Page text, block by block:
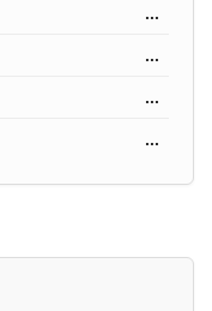
...
...
...
...